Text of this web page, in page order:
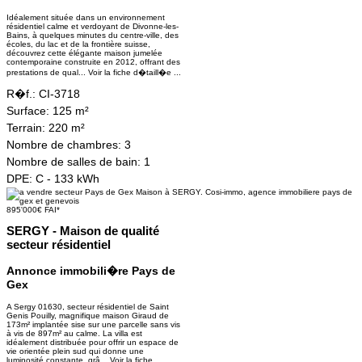
Idéalement située dans un environnement
résidentiel calme et verdoyant de Divonne-les-
Bains, à quelques minutes du centre-ville, des
écoles, du lac et de la frontière suisse,
découvrez cette élégante maison jumelée
contemporaine construite en 2012, offrant des
prestations de qual... Voir la fiche d�taill�e ...
R�f.: CI-3718
Surface: 125 m²
Terrain: 220 m²
Nombre de chambres: 3
Nombre de salles de bain: 1
DPE: C - 133 kWh
895'000€ FAI*
SERGY - Maison de qualité
secteur résidentiel
Annonce immobili�re Pays de
Gex
A Sergy 01630, secteur résidentiel de Saint
Genis Pouilly, magnifique maison Giraud de
173m² implantée sise sur une parcelle sans vis
à vis de 897m² au calme. La villa est
idéalement distribuée pour offrir un espace de
vie orientée plein sud qui donne une
luminosité constante, grâ... Voir la fiche